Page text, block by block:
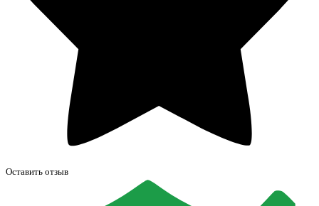
Оставить отзыв